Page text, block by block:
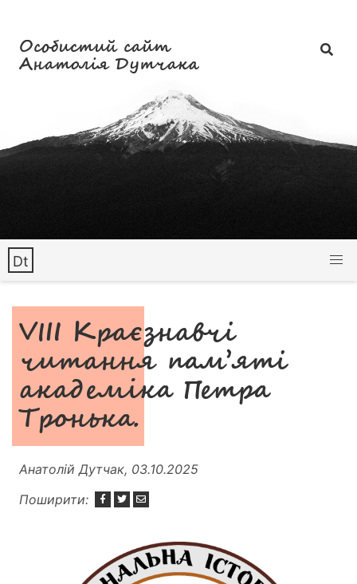
Особистий сайт
Анатолія Дутчака
Dt
VIII Краєзнавчі
читання пам’яті
академіка Петра
Тронька.
Анатолій Дутчак, 03.10.2025
Поширити: